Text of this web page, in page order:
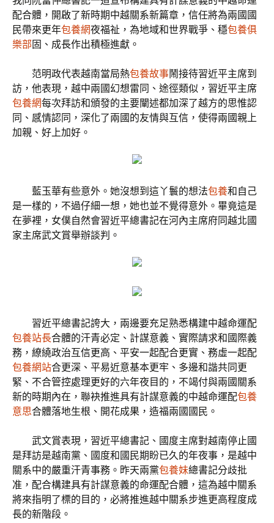
配合體，開啟了新時期中越關系新篇章，信任將為兩國國
民帶來更年包養網夜福祉，為地域和世界戰爭、穩包養俱
樂部固、成長作出積極進獻。
范明政代表越南當局熱包養故事鬧接待習近平主席到
訪，他表現，越中兩國幻想雷同、途徑類似，習近平主席
包養網每次拜訪和頒發的主要闡述都加深了越方的思惟認
同、感情認同，深化了兩國的友情與互信，使得兩國親上
加親、好上加好。
藍玉華有些意外。她沒想到這丫鬟的想法包養和自己
是一樣的，不過仔細一想，她也並不覺得意外。畢竟這是
在夢裡，女僕自然會習近平總書記在河內主席府同越北國
家主席武文賞舉辦談判。
習近平總書記誇大，兩邊要充足熟悉構建中越命運配
包養站長合體的汗青必定、計謀意義、實際請求和國際義
務，繚繞政治互信更高、平安一起配合更實、務虛一起配
包養網站合更深、平易近意基本更牢、多邊和諧共同更
緊、不合管控處理更好的六年夜目的，不竭付與兩國關系
新的時期內在，聯袂推進具有計謀意義的中越命運配包養
意思合體落地生根、開花成果，造福兩國國民。
武文賞表現，習近平總書記、國度主席對越南停止國
是拜訪是越南黨、國度和國民期盼已久的年夜事，是越中
關系中的嚴重汗青事務。昨天兩黨包養妹總書記分歧批
准，配合構建具有計謀意義的命運配合體，這為越中關系
將來指明了標的目的，必將推進越中關系步進更高程度成
長的新階段。